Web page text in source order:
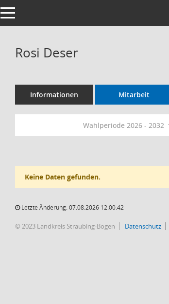
Toggle navigation
Rosi Deser
Informationen Mitarbeit
Wahlperiode 2026 - 2032
Keine Daten gefunden.
Letzte Änderung: 07.08.2026 12:00:42
© 2023 Landkreis Straubing-Bogen Datenschutz